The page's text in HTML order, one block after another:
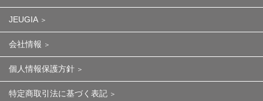
JEUGIA
会社情報
個人情報保護方針
特定商取引法に基づく表記